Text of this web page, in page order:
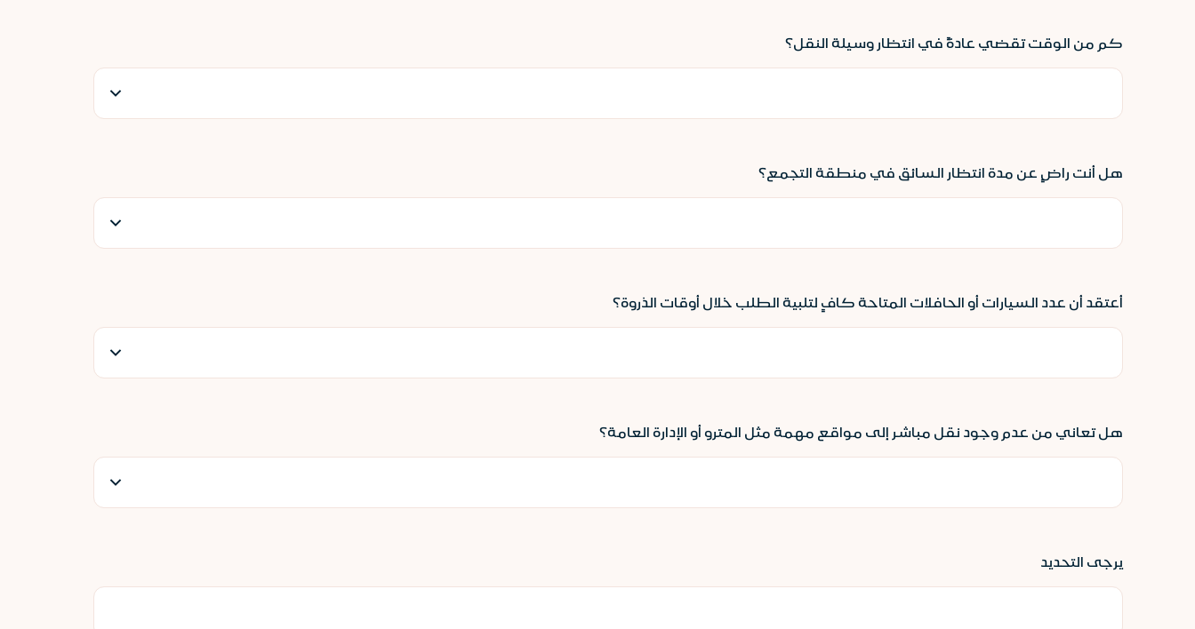
كم من الوقت تقضي عادةً في انتظار وسيلة النقل؟
هل أنت راضٍ عن مدة انتظار السائق في منطقة التجمع؟
أعتقد أن عدد السيارات أو الحافلات المتاحة كافٍ لتلبية الطلب خلال أوقات الذروة؟
هل تعاني من عدم وجود نقل مباشر إلى مواقع مهمة مثل المترو أو الإدارة العامة؟
يرجى التحديد